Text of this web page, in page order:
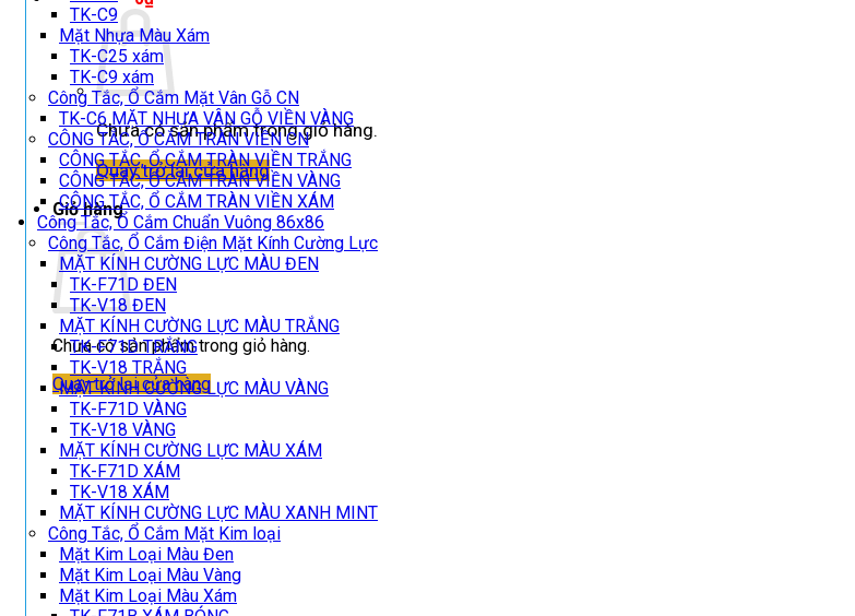
Chưa có sản phẩm trong giỏ hàng.
Quay trở lại cửa hàng
Giỏ hàng
Chưa có sản phẩm trong giỏ hàng.
Quay trở lại cửa hàng
TK-C9
Mặt Nhựa Màu Xám
TK-C25 xám
TK-C9 xám
Công Tắc, Ổ Cắm Mặt Vân Gỗ CN
TK-C6 MẶT NHỰA VÂN GỖ VIỀN VÀNG
CÔNG TẮC, Ổ CẮM TRÀN VIỀN CN
CÔNG TẮC, Ổ CẮM TRÀN VIỀN TRẮNG
CÔNG TẮC, Ổ CẮM TRÀN VIỀN VÀNG
CÔNG TẮC, Ổ CẮM TRÀN VIỀN XÁM
Công Tắc, Ổ Cắm Chuẩn Vuông 86x86
Công Tắc, Ổ Cắm Điện Mặt Kính Cường Lực
MẶT KÍNH CƯỜNG LỰC MÀU ĐEN
TK-F71D ĐEN
TK-V18 ĐEN
MẶT KÍNH CƯỜNG LỰC MÀU TRẮNG
TK-F71D TRẮNG
TK-V18 TRẮNG
MẶT KÍNH CƯỜNG LỰC MÀU VÀNG
TK-F71D VÀNG
TK-V18 VÀNG
MẶT KÍNH CƯỜNG LỰC MÀU XÁM
TK-F71D XÁM
TK-V18 XÁM
MẶT KÍNH CƯỜNG LỰC MÀU XANH MINT
Công Tắc, Ổ Cắm Mặt Kim loại
Mặt Kim Loại Màu Đen
Mặt Kim Loại Màu Vàng
Mặt Kim Loại Màu Xám